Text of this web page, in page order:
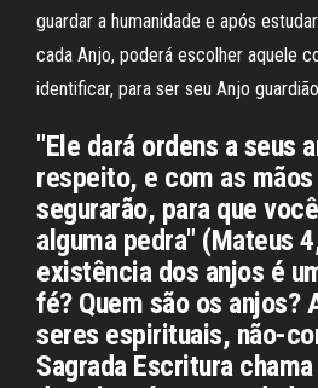
guardar a humanidade e após
cada Anjo, poderá escolher aquele
identificar, para ser seu Anjo
"Ele dará ordens a seus
respeito, e com as
segurarão, para que
alguma pedra" (Mateus
existência dos anjos é
fé? Quem são os anjos?
seres espirituais, não-
Sagrada Escritura